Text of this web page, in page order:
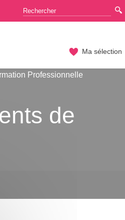
Ma sélection
Professionnelle
de